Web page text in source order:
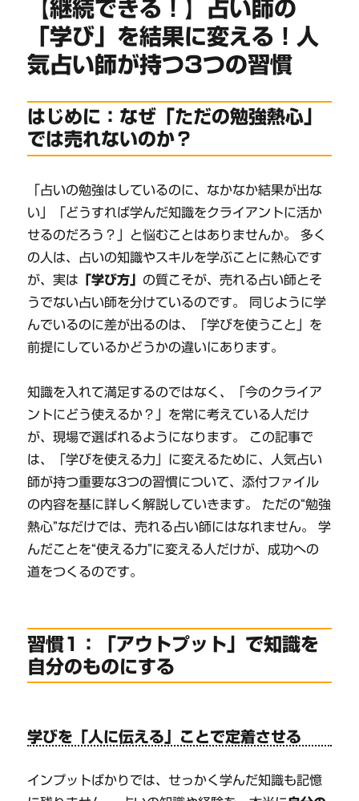
【継続できる！】占い師の
「学び」を結果に変える！人
気占い師が持つ3つの習慣
はじめに：なぜ「ただの勉強熱心」
では売れないのか？
「占いの勉強はしているのに、なかなか結果が出な
い」「どうすれば学んだ知識をクライアントに活か
せるのだろう？」と悩むことはありませんか。 多く
の人は、占いの知識やスキルを学ぶことに熱心です
が、実は 「学び方」 の質こそが、売れる占い師とそ
うでない占い師を分けているのです。 同じように学
んでいるのに差が出るのは、「学びを使うこと」を
前提にしているかどうかの違いにあります。
知識を入れて満足するのではなく、「今のクライア
ントにどう使えるか？」を常に考えている人だけ
が、現場で選ばれるようになります。 この記事で
は、「学びを使える力」に変えるために、人気占い
師が持つ重要な3つの習慣について、添付ファイル
の内容を基に詳しく解説していきます。 ただの“勉強
熱心”なだけでは、売れる占い師にはなれません。 学
んだことを“使える力”に変える人だけが、成功への
道をつくるのです。
習慣1：「アウトプット」で知識を
自分のものにする
学びを「人に伝える」ことで定着させる
インプットばかりでは、せっかく学んだ知識も記憶